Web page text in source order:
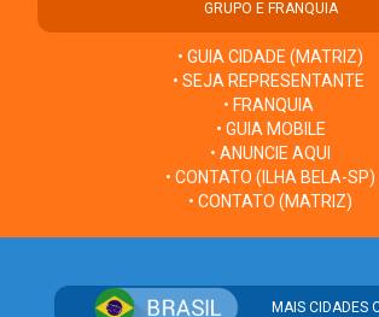
GRUPO E FRANQUIA
• GUIA CIDADE (MATRIZ)
• SEJA REPRESENTANTE
• FRANQUIA
• GUIA MOBILE
• ANUNCIE AQUI
• CONTATO (ILHA BELA-SP)
• CONTATO (MATRIZ)
MAIS CIDADES